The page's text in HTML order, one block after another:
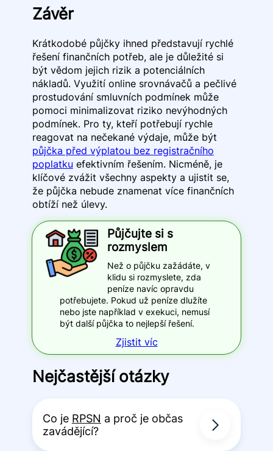
Závěr
Krátkodobé půjčky ihned představují rychlé
řešení finančních potřeb, ale je důležité si
být vědom jejich rizik a potenciálních
nákladů. Využití online srovnávačů a pečlivé
prostudování smluvních podmínek může
pomoci minimalizovat riziko nevýhodných
podmínek. Pro ty, kteří potřebují rychle
reagovat na nečekané výdaje, může být
půjčka před výplatou bez registračního
poplatku efektivním řešením. Nicméně, je
klíčové zvážit všechny aspekty a ujistit se,
že půjčka nebude znamenat více finančních
obtíží než úlevy.
Půjčujte si s
rozmyslem
Než o půjčku zažádáte, v
klidu si rozmyslete, zda
peníze navíc opravdu
potřebujete. Pokud už peníze dlužíte
nebo jste například v exekuci, nemusí
být další půjčka to nejlepší řešení.
Zjistit víc
Nejčastější otázky
Co je RPSN a proč je občas
zavádějící?